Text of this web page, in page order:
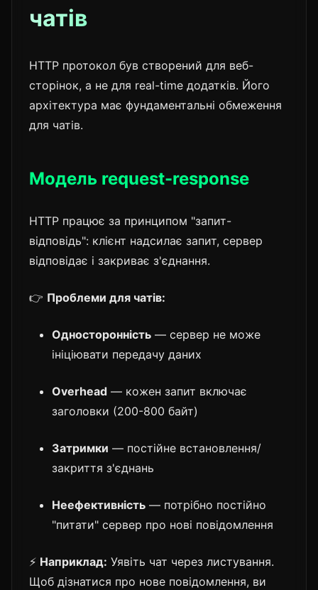
чатів
HTTP протокол був створений для веб-
сторінок, а не для real-time додатків. Його
архітектура має фундаментальні обмеження
для чатів.
Модель request-response
HTTP працює за принципом "запит-
відповідь": клієнт надсилає запит, сервер
відповідає і закриває з'єднання.
👉 Проблеми для чатів:
Односторонність — сервер не може
ініціювати передачу даних
Overhead — кожен запит включає
заголовки (200-800 байт)
Затримки — постійне встановлення/
закриття з'єднань
Неефективність — потрібно постійно
"питати" сервер про нові повідомлення
⚡ Наприклад: Уявіть чат через листування.
Щоб дізнатися про нове повідомлення, ви